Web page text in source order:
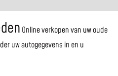
Online verkopen van uw oude
uw autogegevens in en u